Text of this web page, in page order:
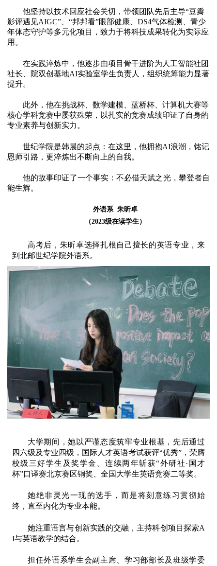
他坚持以技术回应社会关切，带领团队先后主导“豆瓣
影评遇见AIGC”、“邦邦看”眼部健康、DS4气体检测、青少
年体态守护等多元化项目，致力于将科技成果转化为实际应
用。
在实践淬炼中，他逐步由项目骨干进阶为人工智能社团
社长、院双创基地AI实验室学生负责人，组织统筹能力显著
提升。
此外，他在挑战杯、数学建模、蓝桥杯、计算机大赛等
核心学科竞赛中屡获殊荣，以扎实的竞赛成绩印证了自身的
专业素养与创新实力。
世纪学院是韩晨的起点：在这里，他拥抱AI浪潮，铭记
恩师引路，更淬炼出不断向上的自我。
他的故事印证了一个事实：不必借天赋之光，攀登者自
能生辉。
外语系 朱昕卓
（2023级在读学生）
高考后，朱昕卓选择扎根自己擅长的英语专业，来
到北邮世纪学院外语系。
大学期间，她以严谨态度筑牢专业根基，先后通过
四六级及专业四级，国际人才英语考试获评“优秀”，荣膺
校级三好学生及奖学金。连续两年斩获“外研社·国才
杯”口译赛北京赛区铜奖、全国大学生英语竞赛二等奖。
她绝非灵光一现的选手，而是将刻意练习贯彻始
终，直至内化为专业本能。
她注重语言与创新实践的交融，主持科创项目探索A
I与英语教学的结合。
担任外语系学生会副主席、学习部部长及班级学委